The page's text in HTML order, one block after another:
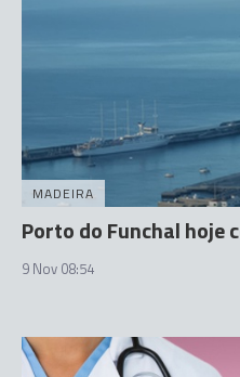
MADEIRA
Porto do Funchal hoje
9 Nov 08:54